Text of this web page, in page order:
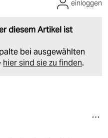
diesem Artikel ist
bei ausgewählten
hier sind sie zu finden.
einloggen